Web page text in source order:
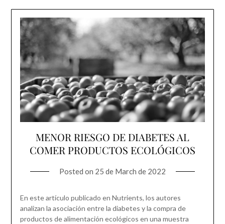
MENOR RIESGO DE DIABETES AL
COMER PRODUCTOS ECOLÓGICOS
Posted on 25 de March de 2022
En este artículo publicado en Nutrients, los autores
analizan la asociación entre la diabetes y la compra de
productos de alimentación ecológicos en una muestra